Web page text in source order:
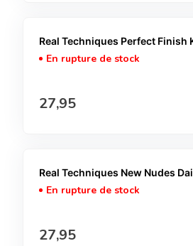
Real Techniques Perfect Finish
En rupture de stock
Prix normal
27,95
Real Techniques New Nudes
En rupture de stock
Prix normal
27,95